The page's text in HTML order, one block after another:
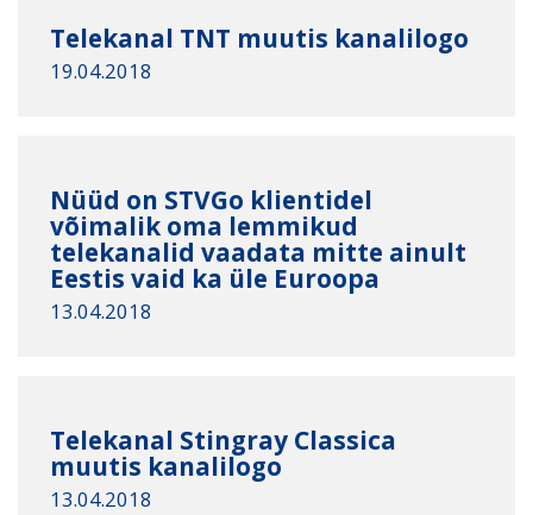
Telekanal TNT muutis kanalilogo
19.04.2018
Nüüd on STVGo klientidel
võimalik oma lemmikud
telekanalid vaadata mitte ainult
Eestis vaid ka üle Euroopa
13.04.2018
Telekanal Stingray Classica
muutis kanalilogo
13.04.2018